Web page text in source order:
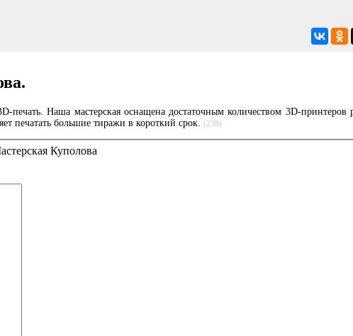
печать. Наша мастерская оснащена достаточным количеством 3D-принтеров
печатать большие тиражи в короткий срок. (238)
Куполова